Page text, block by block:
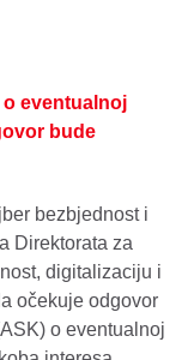
o eventualnoj
bude
bezbjednost i
Direktorata za
digitalizaciju i
očekuje odgovor
o eventualnoj